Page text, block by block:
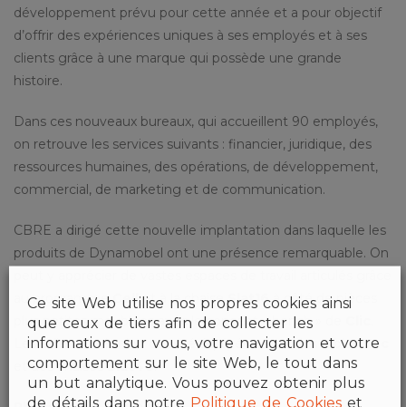
développement prévu pour cette année et a pour objectif
d’offrir des expériences uniques à ses employés et à ses
clients grâce à une marque qui possède une grande
histoire.
Dans ces nouveaux bureaux, qui accueillent 90 employés,
on retrouve les services suivants : financier, juridique, des
ressources humaines, des opérations, de développement,
commercial, de marketing et de communication.
CBRE a dirigé cette nouvelle implantation dans laquelle les
produits de Dynamobel ont une présence remarquable. On
au programmeCellet à la chaiseSlat16à côté de pièces
plus petites meublées avec le concept « bench » de
Les salles de réunion ont été équipées avec des tablesTec
et des chaisesSlat4C.
Ce site Web utilise nos propres cookies ainsi
que ceux de tiers afin de collecter les
informations sur vous, votre navigation et votre
comportement sur le site Web, le tout dans
un but analytique. Vous pouvez obtenir plus
de détails dans notre Politique de Cookies et